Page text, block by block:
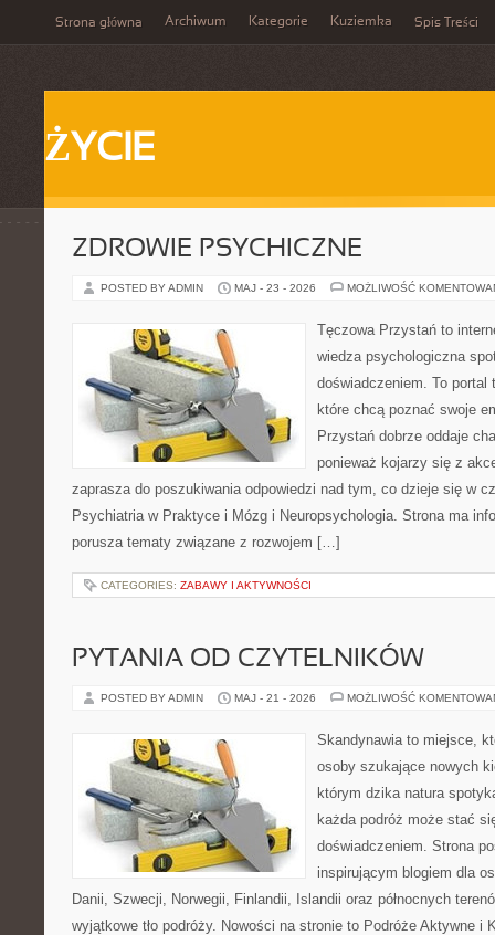
Strona główna Archiwum Kategorie Kuziemka Spis Treści
ŻYCIE
ZDROWIE PSYCHICZNE
POSTED BY ADMIN MAJ - 23 - 2026 MOŻLIWOŚĆ
Tęczowa Przystań to
wiedza psychologiczna
doświadczeniem. To
które chcą poznać swoje
Przystań dobrze oddaje
ponieważ kojarzy się z
zaprasza do poszukiwania odpowiedzi nad tym, co dzieje się w
Psychiatria w Praktyce i Mózg i Neuropsychologia. Strona ma
porusza tematy związane z rozwojem […]
CATEGORIES: ZABAWY I AKTYWNOŚCI
PYTANIA OD CZYTELNIKÓW
POSTED BY ADMIN MAJ - 21 - 2026 MOŻLIWOŚĆ
Skandynawia to miejsce,
osoby szukające nowych
którym dzika natura
każda podróż może stać
doświadczeniem. Strona
inspirującym blogiem dla
Danii, Szwecji, Norwegii, Finlandii, Islandii oraz północnych
wyjątkowe tło podróży. Nowości na stronie to Podróże Aktywne i